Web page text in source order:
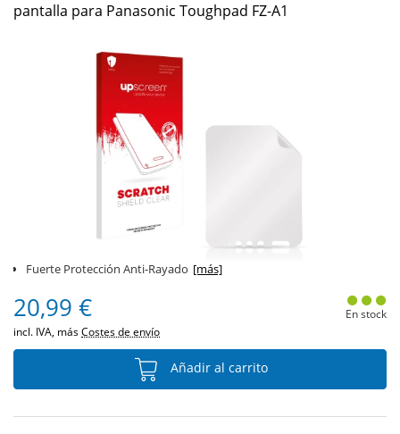
pantalla para Panasonic Toughpad FZ-A1
Fuerte Protección Anti-Rayado [más]
20,99 €
incl. IVA, másCostes de envío
En stock
Añadir al carrito